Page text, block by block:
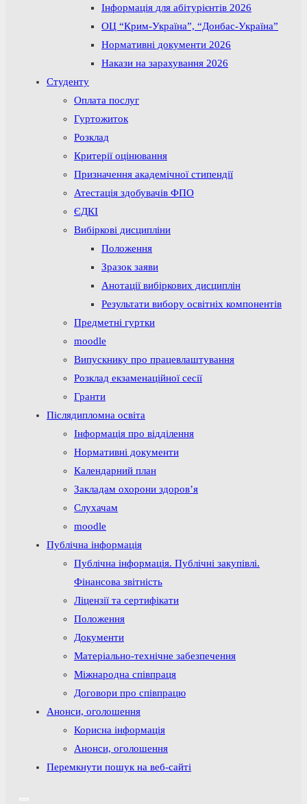
Інформація для абітурієнтів 2026
ОЦ “Крим-Україна”, “Донбас-Україна”
Нормативні документи 2026
Накази на зарахування 2026
Студенту
Оплата послуг
Гуртожиток
Розклад
Критерії оцінювання
Призначення академічної стипендії
Атестація здобувачів ФПО
ЄДКІ
Вибіркові дисципліни
Положення
Зразок заяви
Анотації вибіркових дисциплін
Результати вибору освітніх компонентів
Предметні гуртки
moodle
Випускнику про працевлаштування
Розклад екзаменаційної сесії
Гранти
Післядипломна освіта
Інформація про відділення
Нормативні документи
Календарний план
Закладам охорони здоров’я
Слухачам
moodle
Публічна інформація
Публічна інформація. Публічні закупівлі.
Фінансова звітність
Ліцензії та сертифікати
Положення
Документи
Матеріально-технічне забезпечення
Міжнародна співпраця
Договори про співпрацю
Анонси, оголошення
Корисна інформація
Анонси, оголошення
Перемкнути пошук на веб-сайті